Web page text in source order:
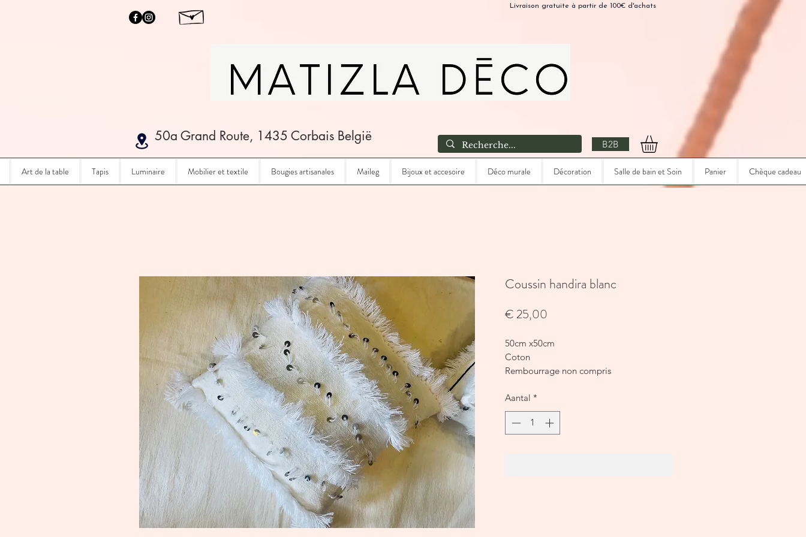
Livraison gratuite à partir de 100€ d'achats
50a Grand Route, 1435 Corbais België
B2B
Art de la table Tapis Luminaire Mobilier et textile Bougies artisanales Maileg Bijoux et accesoire Déco murale Décoration Salle de bain et Soin Panier Chèque cadeau
Coussin handira blanc
€ 25,00
50cm x50cm
Coton
Rembourrage non compris
Aantal *